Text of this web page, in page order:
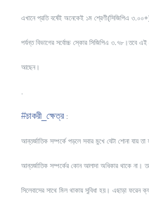
এখানে প্রতি বর্ষেই অনেকেই ১ম শ্রেণী(সিজিপিএ
পর্যন্ত বিভাগের সর্বোচ্চ স্কোর সিজিপিএ ৩.৭৮।তবে
আছেন।
#চাকরী_ক্ষেত্র :
আন্তর্জাতিক সম্পর্কে পড়লে সবার মুখে যেটা শোনা যায়
আন্তর্জাতিক সম্পর্কের কোন আলাদা অধিকার থাকে না।
সিলেবাসের সাথে মিল থাকায় সুবিধা হয়। এছাড়া ফরেন